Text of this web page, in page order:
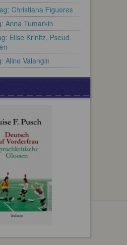
Christiana Figueres
Anna Tumarkin
Elise Krinitz, Pseud.
Aline Valangin